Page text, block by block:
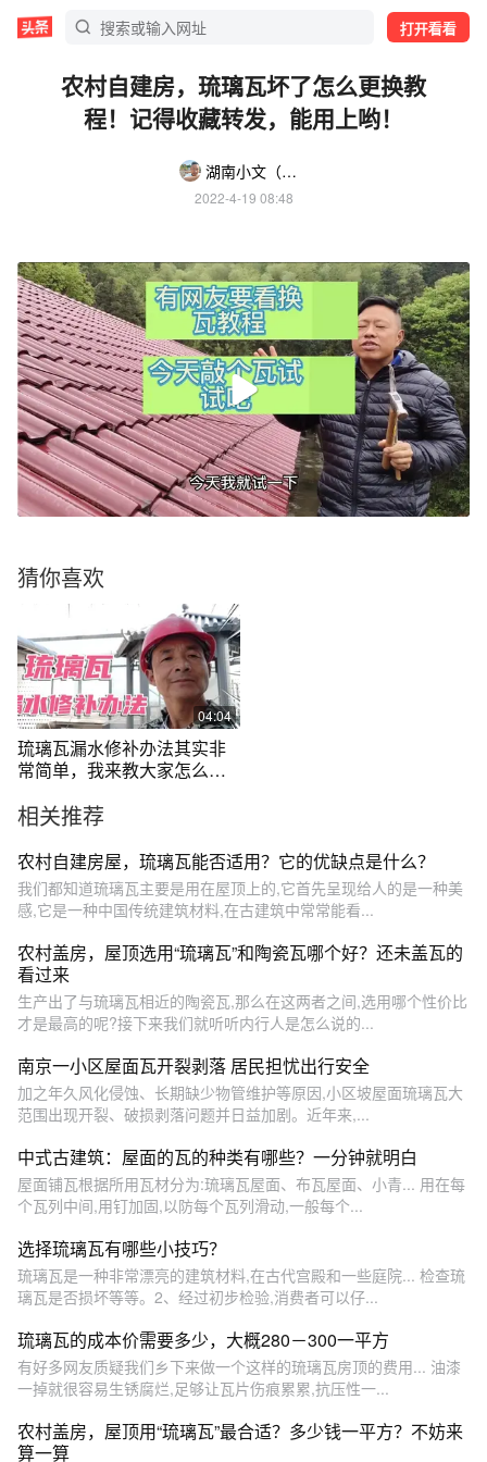
打开看看
农村自建房，琉璃瓦坏了怎么更换教
程！记得收藏转发，能用上哟！
湖南小文（减脂中血压血脂正常啦）
2022-4-19 08:48
猜你喜欢
04:04
琉璃瓦漏水修补办法其实非
常简单，我来教大家怎么去
相关推荐
农村自建房屋，琉璃瓦能否适用？它的优缺点是什么？
我们都知道琉璃瓦主要是用在屋顶上的,它首先呈现给人的是一种美
感,它是一种中国传统建筑材料,在古建筑中常常能看...
农村盖房，屋顶选用“琉璃瓦”和陶瓷瓦哪个好？还未盖瓦的
看过来
生产出了与琉璃瓦相近的陶瓷瓦,那么在这两者之间,选用哪个性价比
才是最高的呢?接下来我们就听听内行人是怎么说的...
南京一小区屋面瓦开裂剥落 居民担忧出行安全
加之年久风化侵蚀、长期缺少物管维护等原因,小区坡屋面琉璃瓦大
范围出现开裂、破损剥落问题并日益加剧。近年来,...
中式古建筑：屋面的瓦的种类有哪些？一分钟就明白
屋面铺瓦根据所用瓦材分为:琉璃瓦屋面、布瓦屋面、小青... 用在每
个瓦列中间,用钉加固,以防每个瓦列滑动,一般每个...
选择琉璃瓦有哪些小技巧？
琉璃瓦是一种非常漂亮的建筑材料,在古代宫殿和一些庭院... 检查琉
璃瓦是否损坏等等。2、经过初步检验,消费者可以仔...
琉璃瓦的成本价需要多少，大概280－300一平方
有好多网友质疑我们乡下来做一个这样的琉璃瓦房顶的费用... 油漆
一掉就很容易生锈腐烂,足够让瓦片伤痕累累,抗压性一...
农村盖房，屋顶用“琉璃瓦”最合适？多少钱一平方？不妨来
算一算